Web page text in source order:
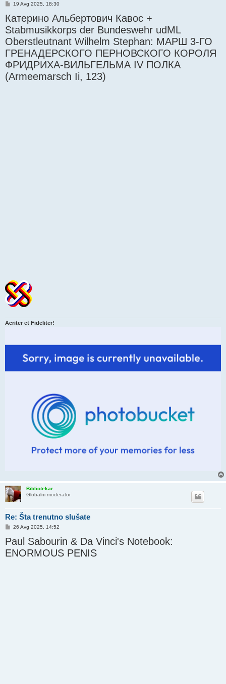
P
s
t
19 Avg 2025, 18:30
Катерино Альбертович Кавос +
Stabmusikkorps der Bundeswehr udML
Oberstleutnant Wilhelm Stephan: МАРШ 3-ГО
ГРЕНАДЕРСКОГО ПЕРНОВСКОГО КОРОЛЯ
ФРИДРИХА-ВИЛЬГЕЛЬМА IV ПОЛКА
(Armeemarsch Ii, 123)
Acriter et Fideliter!
Bibliotekar
Globalni moderator
Re: Šta trenutno slušate
P
s
t
26 Avg 2025, 14:52
Paul Sabourin & Da Vinci's Notebook:
ENORMOUS PENIS